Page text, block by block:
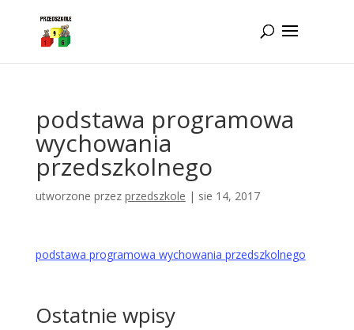
podstawa programowa
wychowania
przedszkolnego
utworzone przez przedszkole | sie 14, 2017
podstawa programowa wychowania przedszkolnego
Ostatnie wpisy